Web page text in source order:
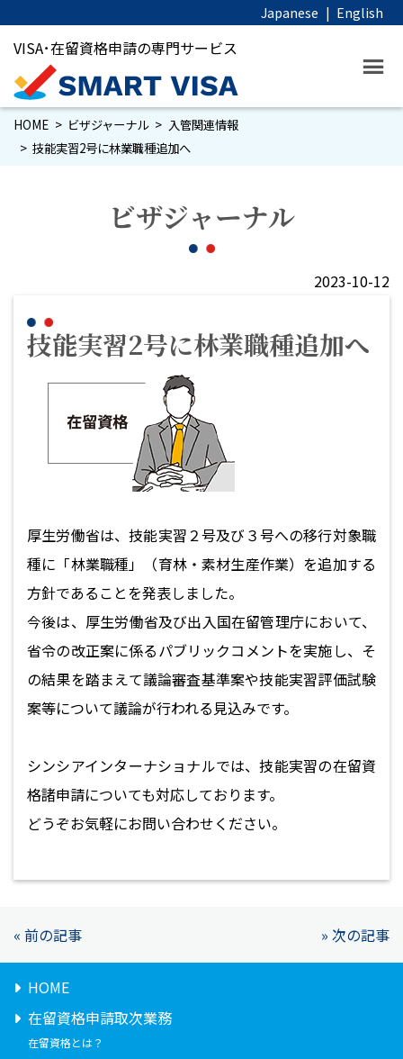
VISA･在留資格申請の専門サービス
Japanese | English
HOME ビザジャーナル
入管関連情報
技能実習2号に林業職種追加へ
ビザジャーナル
2023-10-12
技能実習2号に林業職種追加へ
厚生労働省は、技能実習２号及び３号への移行対象職
種に「林業職種」（育林・素材生産作業）を追加する
方針であることを発表しました。
今後は、厚生労働省及び出入国在留管理庁において、
省令の改正案に係るパブリックコメントを実施し、そ
の結果を踏まえて議論審査基準案や技能実習評価試験
案等について議論が行われる見込みです。
シンシアインターナショナルでは、技能実習の在留資
格諸申請についても対応しております。
どうぞお気軽にお問い合わせください。
« 前の記事 » 次の記事
HOME
在留資格申請取次業務
在留資格とは？